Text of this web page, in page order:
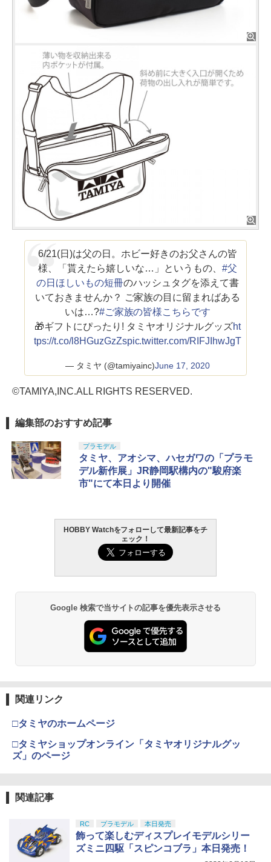
6/21(日)は父の日。ホビー好きのお父さんの皆
様、「貰えたら嬉しいな…」というもの、 #父
の日ほしいもの短冊のハッシュタグを添えて書
いておきませんか？ ご家族の目に留まればある
いは…?#ご家族の皆様こちらです
🎁ギフトにぴったり! タミヤオリジナルグッズht
tps://t.co/l8HGuzGzZspic.twitter.com/RIFJIhwJgT
— タミヤ (@tamiyainc)June 17, 2020
©TAMIYA,INC.ALL RIGHTS RESERVED.
編集部のおすすめ記事
プラモデル
タミヤ、アオシマ、ハセガワの「プラモ
デル新作展」JR静岡駅構内の"駿府楽
市"にて本日より開催
HOBBY Watchをフォローして最新記事をチ
ェック！
Google 検索で当サイトの記事を優先表示させる
関連リンク
□タミヤのホームページ
□タミヤショップオンライン「タミヤオリジナルグッ
ズ」のページ
関連記事
RC プラモデル 本日発売
飾って楽しむディスプレイモデルシリー
ズミニ四駆「スピンコブラ」本日発売！